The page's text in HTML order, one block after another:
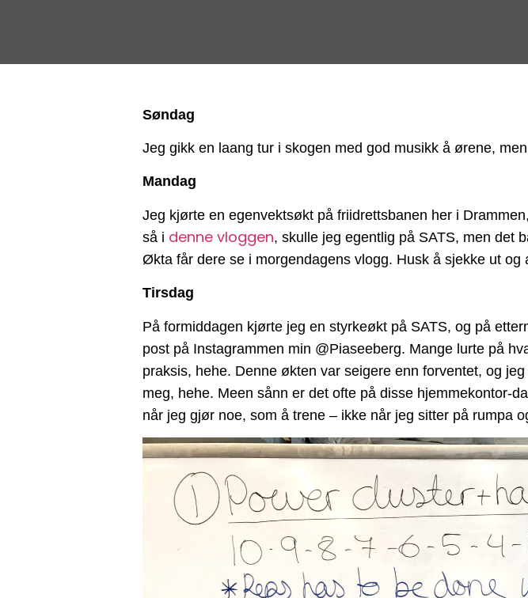
Søndag
Jeg gikk en laang tur i skogen med god musikk å ørene,
Mandag
Jeg kjørte en egenvektsøkt på friidrettsbanen her i
så i denne vloggen, skulle jeg egentlig på SATS, men det
Økta får dere se i morgendagens vlogg. Husk å sjekke ut og
Tirsdag
På formiddagen kjørte jeg en styrkeøkt på SATS, og på
post på Instagrammen min @Piaseeberg. Mange lurte på
praksis, hehe. Denne økten var seigere enn forventet, og
meg, hehe. Meen sånn er det ofte på disse hjemmekontor-
når jeg gjør noe, som å trene – ikke når jeg sitter på rumpa